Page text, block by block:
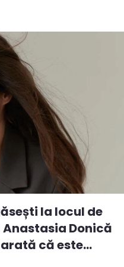
la locul de
Donică
că este